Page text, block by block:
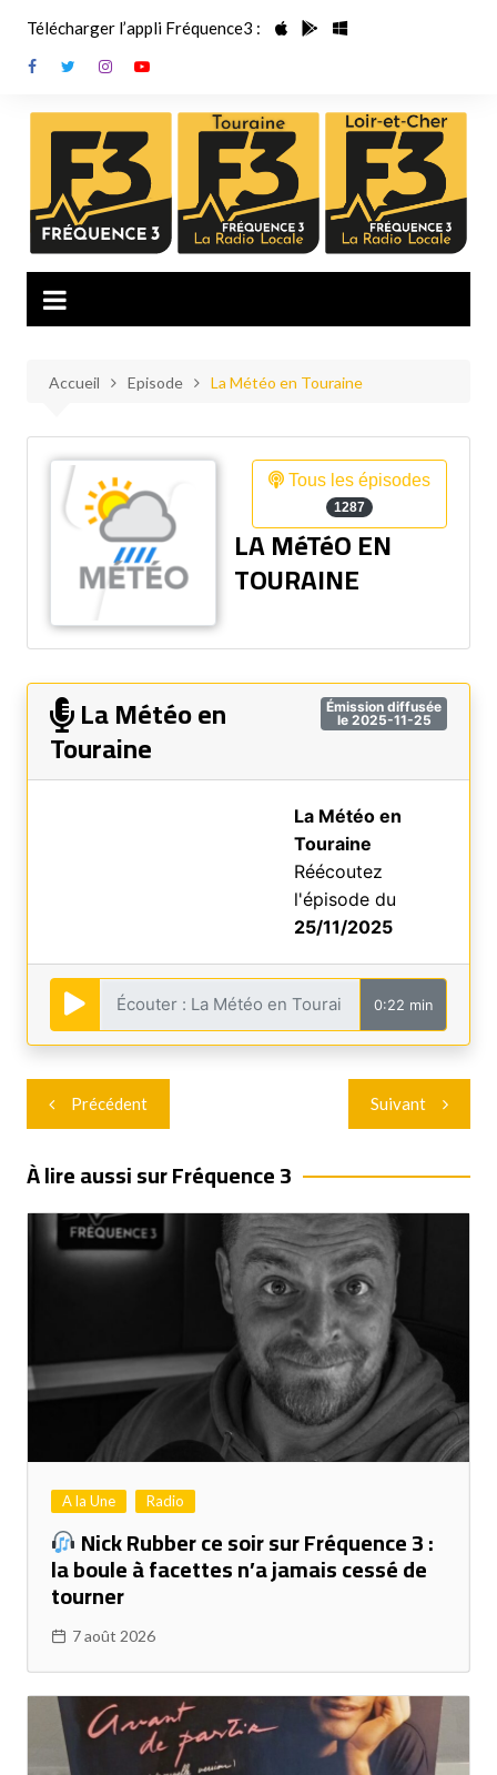
contenu
Télécharger l’appli Fréquence3 :
Accueil Episode La Météo en Touraine
Tous les épisodes
1287
LA MéTéO EN
TOURAINE
Émission diffusée
le 2025-11-25
La Météo en
Touraine
La Météo en
Touraine
Réécoutez
l'épisode du
25/11/2025
0:22 min
Navigation
de
l’article
Précédent Suivant
À lire aussi sur Fréquence 3
A la Une Radio
Nick Rubber ce soir sur Fréquence 3 :
la boule à facettes n’a jamais cessé de
tourner
7 août 2026